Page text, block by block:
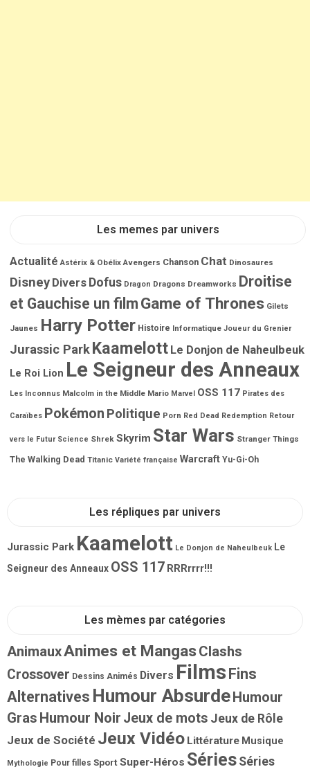
Les memes par univers
Actualité Astérix & Obélix Avengers Chanson Chat Dinosaures
Disney Divers Dofus Dragon Dragons Dreamworks Droitise
et Gauchise un film Game of Thrones Gilets
Jaunes Harry Potter Histoire Informatique Joueur du Grenier
Jurassic ParkKaamelott Le Donjon de Naheulbeuk
Le Roi Lion Le Seigneur des Anneaux
Les Inconnus Malcolm in the Middle Mario Marvel OSS 117 Pirates des
Caraïbes Pokémon Politique Porn Red Dead Redemption Retour
vers le Futur Science Shrek Skyrim Star Wars Stranger Things
The Walking Dead Titanic Variété française Warcraft Yu-Gi-Oh
Les répliques par univers
Jurassic Park Kaamelott Le Donjon de Naheulbeuk Le
Seigneur des Anneaux OSS 117 RRRrrrr!!!
Les mèmes par catégories
AnimauxAnimes et MangasClashs
Crossover Dessins Animés Divers Films Fins
Alternatives Humour AbsurdeHumour
Gras Humour Noir Jeux de mots Jeux de Rôle
Jeux de Société Jeux Vidéo Littérature Musique
Mythologie Pour filles SportSuper-Héros Séries Séries